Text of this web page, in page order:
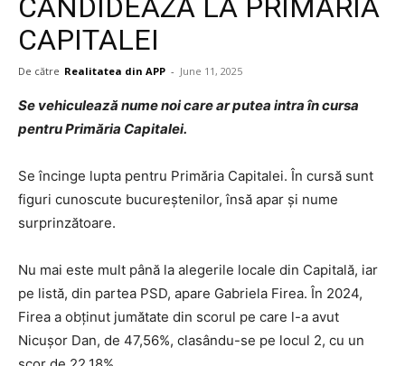
CANDIDEAZĂ LA PRIMĂRIA
CAPITALEI
De către Realitatea din APP - June 11, 2025
Se vehiculează nume noi care ar putea intra în cursa
pentru Primăria Capitalei.
Se încinge lupta pentru Primăria Capitalei. În cursă sunt
figuri cunoscute bucureștenilor, însă apar și nume
surprinzătoare.
Nu mai este mult până la alegerile locale din Capitală, iar
pe listă, din partea PSD, apare Gabriela Firea. În 2024,
Firea a obținut jumătate din scorul pe care l-a avut
Nicușor Dan, de 47,56%, clasându-se pe locul 2, cu un